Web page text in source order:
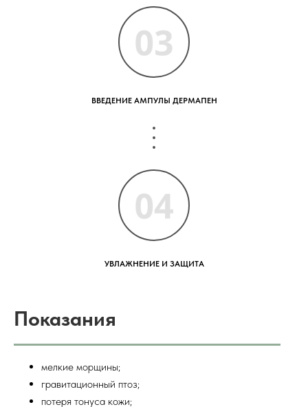
ВВЕДЕНИЕ АМПУЛЫ ДЕРМАПЕН
УВЛАЖНЕНИЕ И ЗАЩИТА
Показания
мелкие морщины;
гравитационный птоз;
потеря тонуса кожи;